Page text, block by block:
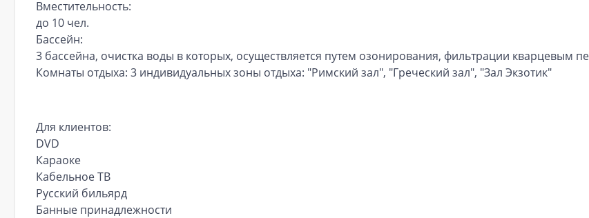
Вместительность:
до 10 чел.
Бассейн:
3 бассейна, очистка воды в которых, осуществляется путем озонирования, фильтрации кварцевым
Комнаты отдыха: 3 индивидуальных зоны отдыха: "Римский зал", "Греческий зал", "Зал Экзотик"
Для клиентов:
DVD
Караоке
Кабельное ТВ
Русский бильярд
Банные принадлежности